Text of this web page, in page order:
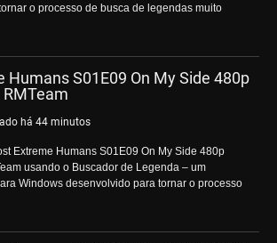
o processo de busca de legendas muito
Humans S01E09 On My Side 480p
RMTeam
há 44 minutos
Extreme Humans S01E09 On My Side 480p
usando o Buscador de Legenda – um
Windows desenvolvido para tornar o processo